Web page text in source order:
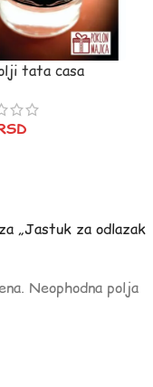
tata casa
„Jastuk za odlazak
Neophodna polja